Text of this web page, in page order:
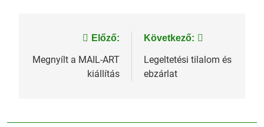
Bejegyzés
navigáció
Előző:
Megnyílt a MAIL-ART
kiállítás
Következő:
Legeltetési tilalom és
ebzárlat